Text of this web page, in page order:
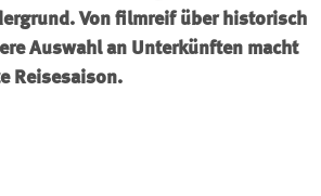
Von filmreif über historisch
Auswahl an Unterkünften macht
Reisesaison.